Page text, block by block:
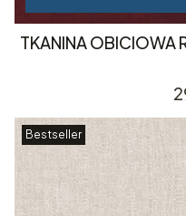
TKANINA OBICIOWA RIVIERA
Bestseller